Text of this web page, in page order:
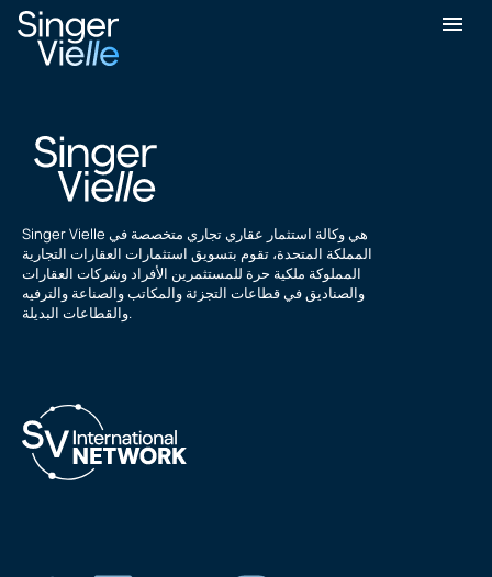
إس رامان
Singer Vielle هي وكالة استثمار عقاري تجاري متخصصة في
المملكة المتحدة، تقوم بتسويق استثمارات العقارات التجارية
المملوكة ملكية حرة للمستثمرين الأفراد وشركات العقارات
والصناديق في قطاعات التجزئة والمكاتب والصناعة والترفيه
والقطاعات البديلة.